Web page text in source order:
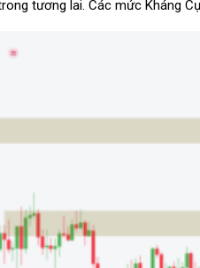
tương lai. Các mức Kháng